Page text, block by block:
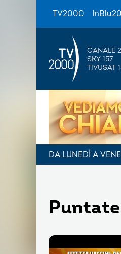
TV2000
CANALE
SKY 157
TIVUSAT
DA LUNEDÌ A
Puntate